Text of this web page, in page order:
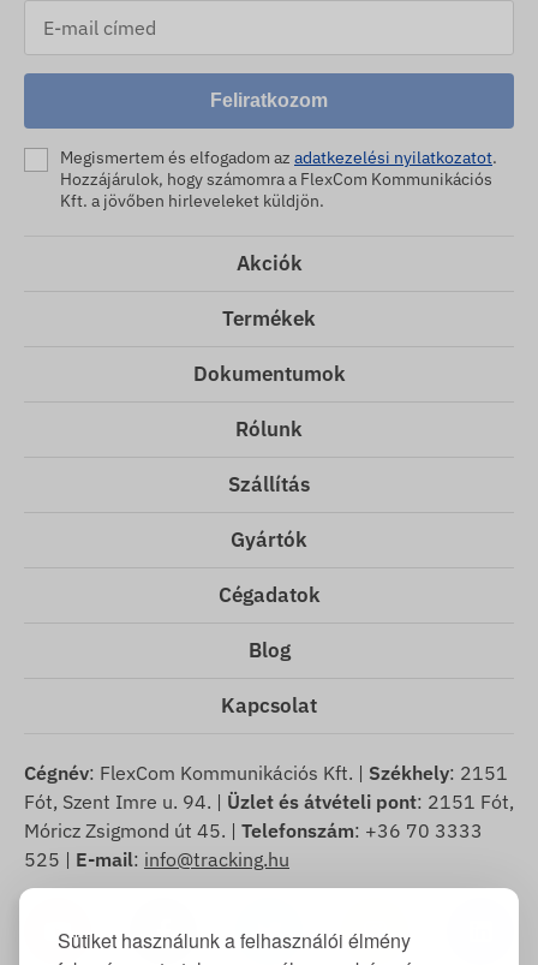
Sütiket használunk a felhasználói élmény
Feliratkozom
Megismertem és elfogadom az adatkezelési nyilatkozatot.
Hozzájárulok, hogy számomra a FlexCom Kommunikációs
Kft. a jövőben hirleveleket küldjön.
Akciók
Termékek
Dokumentumok
Rólunk
Szállítás
Gyártók
Cégadatok
Blog
Kapcsolat
Cégnév: FlexCom Kommunikációs Kft. | Székhely: 2151
Fót, Szent Imre u. 94. | Üzlet és átvételi pont: 2151 Fót,
Móricz Zsigmond út 45. | Telefonszám: +36 70 3333
525 | E-mail: info@tracking.hu